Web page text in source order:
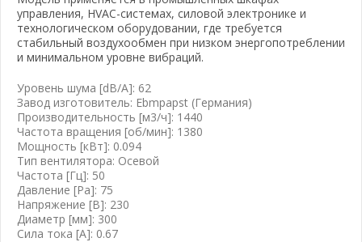
управления, HVAC-системах, силовой электронике и
технологическом оборудовании, где требуется
стабильный воздухообмен при низком энергопотреблении
и минимальном уровне вибраций.
Уровень шума [dB/A]: 62
Завод изготовитель: Ebmpapst (Германия)
Производительность [м3/ч]: 1440
Частота вращения [об/мин]: 1380
Мощность [кВт]: 0.094
Тип вентилятора: Осевой
Частота [Гц]: 50
Давление [Pa]: 75
Напряжение [B]: 230
Диаметр [мм]: 300
Сила тока [А]: 0.67
почту